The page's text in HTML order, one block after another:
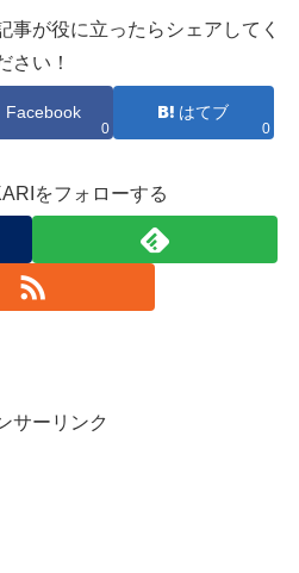
事が役に立ったらシェアしてく
さい！
Facebook
0
はてブ
0
をフォローする
サーリンク